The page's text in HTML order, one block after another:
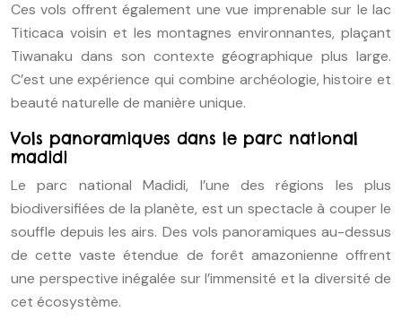
Ces vols offrent également une vue imprenable sur le lac
Titicaca voisin et les montagnes environnantes, plaçant
Tiwanaku dans son contexte géographique plus large.
C’est une expérience qui combine archéologie, histoire et
beauté naturelle de manière unique.
Vols panoramiques dans le parc national
madidi
Le parc national Madidi, l’une des régions les plus
biodiversifiées de la planète, est un spectacle à couper le
souffle depuis les airs. Des vols panoramiques au-dessus
de cette vaste étendue de forêt amazonienne offrent
une perspective inégalée sur l’immensité et la diversité de
cet écosystème.